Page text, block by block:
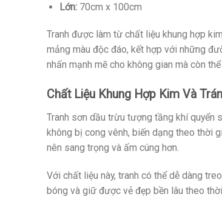
Lớn:70cm x 100cm
Tranh được làm từ chất liệu khung hợp
mảng màu độc đáo, kết hợp với những
nhấn mạnh mẽ cho không gian mà còn
Chất Liệu Khung Hợp Kim Và
Tranh sơn dầu trừu tượng tầng khí quyển
không bị cong vênh, biến dạng theo thời
nên sang trọng và ấm cúng hơn.
Với chất liệu này, tranh có thể dễ dàng
bóng và giữ được vẻ đẹp bền lâu theo thời